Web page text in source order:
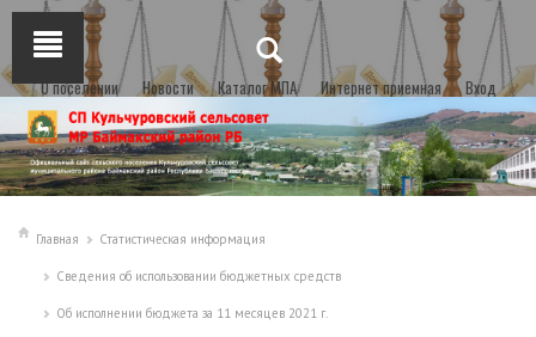
О поселении Новости Каталог МПА Интернет приемная Вход
Главная Статистическая информация
Сведения об использовании бюджетных средств
Oб исполнении бюджета за 11 месяцев 2021 г.